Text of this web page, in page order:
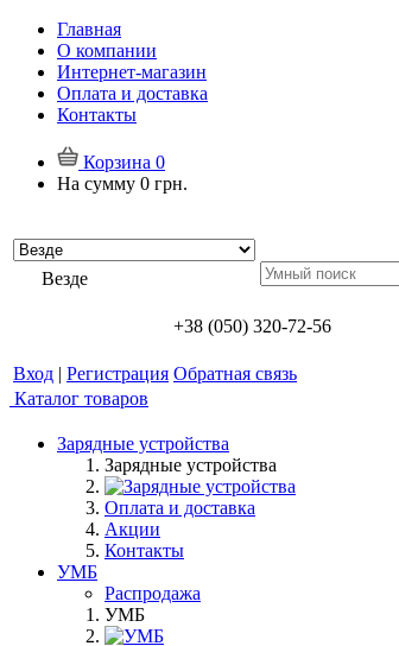
Главная
О компании
Интернет-магазин
Оплата и доставка
Контакты
Корзина 0
На сумму 0 грн.
Везде
+38 (050) 320-72-56
Вход | Регистрация Обратная связь
Каталог товаров
Зарядные устройства
Зарядные устройства
Оплата и доставка
Акции
Контакты
УМБ
Распродажа
УМБ